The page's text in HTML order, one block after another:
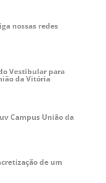
nossas redes
Vestibular para
da Vitória
Campus União da
de um